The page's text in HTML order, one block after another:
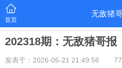
首页
无敌猪
202318期：无敌猪哥报
发表于：2026-05-21 21:49:56